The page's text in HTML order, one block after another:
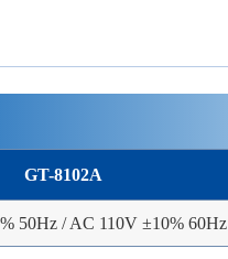
GT-8102A
50Hz / AC 110V ±10% 60Hz